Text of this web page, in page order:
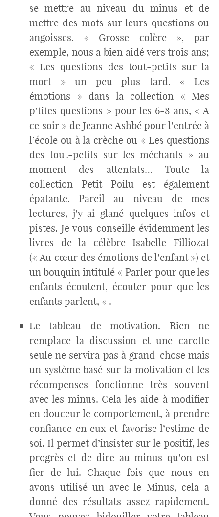
se mettre au niveau du minus et de
mettre des mots sur leurs questions ou
angoisses. « Grosse colère », par
exemple, nous a bien aidé vers trois ans;
« Les questions des tout-petits sur la
mort » un peu plus tard, « Les
émotions » dans la collection « Mes
p’tites questions » pour les 6-8 ans, « A
ce soir » de Jeanne Ashbé pour l’entrée à
l’école ou à la crèche ou « Les questions
des tout-petits sur les méchants » au
moment des attentats… Toute la
collection Petit Poilu est également
épatante. Pareil au niveau de mes
lectures, j’y ai glané quelques infos et
pistes. Je vous conseille évidemment les
livres de la célèbre Isabelle Filliozat
(« Au cœur des émotions de l’enfant ») et
un bouquin intitulé « Parler pour que les
enfants écoutent, écouter pour que les
enfants parlent, « .
Le tableau de motivation. Rien ne
remplace la discussion et une carotte
seule ne servira pas à grand-chose mais
un système basé sur la motivation et les
récompenses fonctionne très souvent
avec les minus. Cela les aide à modifier
en douceur le comportement, à prendre
confiance en eux et favorise l’estime de
soi. Il permet d’insister sur le positif, les
progrès et de dire au minus qu’on est
fier de lui. Chaque fois que nous en
avons utilisé un avec le Minus, cela a
donné des résultats assez rapidement.